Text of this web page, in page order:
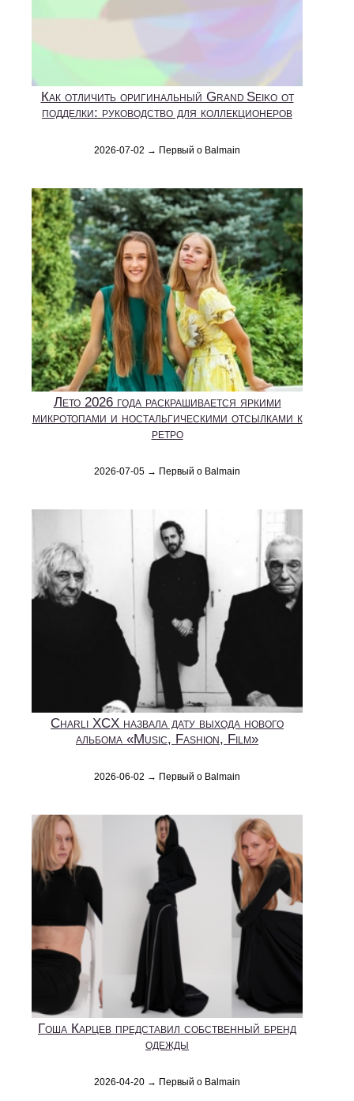
Как отличить оригинальный Grand Seiko от
подделки: руководство для коллекционеров
2026-07-02 → Первый о Balmain
Лето 2026 года раскрашивается яркими
микротопами и ностальгическими отсылками к
ретро
2026-07-05 → Первый о Balmain
Charli XCX назвала дату выхода нового
альбома «Music, Fashion, Film»
2026-06-02 → Первый о Balmain
Гоша Карцев представил собственный бренд
одежды
2026-04-20 → Первый о Balmain